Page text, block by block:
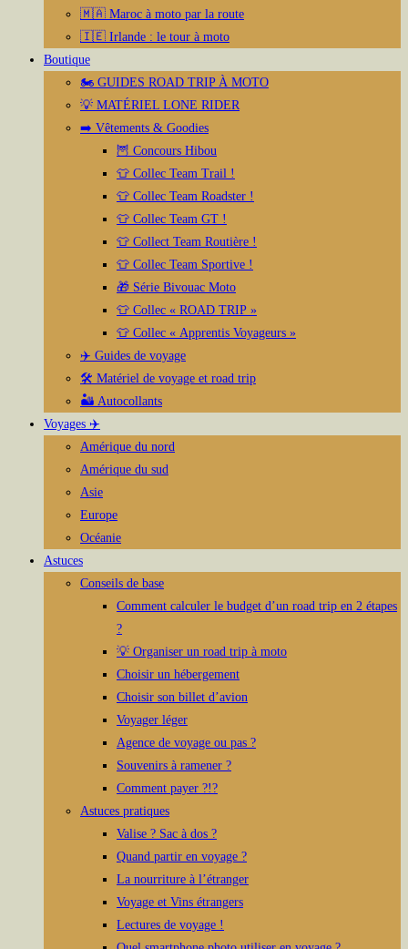
🇲🇦 Maroc à moto par la route
🇮🇪 Irlande : le tour à moto
Boutique
🏍️ GUIDES ROAD TRIP À MOTO
💡 MATÉRIEL LONE RIDER
➡️ Vêtements & Goodies
🦉 Concours Hibou
👕 Collec Team Trail !
👕 Collec Team Roadster !
👕 Collec Team GT !
👕 Collect Team Routière !
👕 Collec Team Sportive !
🎁 Série Bivouac Moto
👕 Collec « ROAD TRIP »
👕 Collec « Apprentis Voyageurs »
✈️ Guides de voyage
🛠️ Matériel de voyage et road trip
🏜️ Autocollants
Voyages ✈️
Amérique du nord
Amérique du sud
Asie
Europe
Océanie
Astuces
Conseils de base
Comment calculer le budget d’un road trip en 2 étapes
?
💡 Organiser un road trip à moto
Choisir un hébergement
Choisir son billet d’avion
Voyager léger
Agence de voyage ou pas ?
Souvenirs à ramener ?
Comment payer ?!?
Astuces pratiques
Valise ? Sac à dos ?
Quand partir en voyage ?
La nourriture à l’étranger
Voyage et Vins étrangers
Lectures de voyage !